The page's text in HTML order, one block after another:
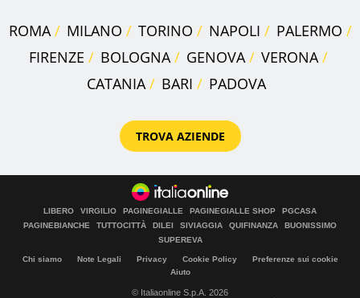
ROMA MILANO TORINO NAPOLI
PALERMO
FIRENZE
BOLOGNA GENOVA
VERONA
CATANIA
BARI PADOVA
TROVA AZIENDE
LIBERO VIRGILIO PAGINEGIALLE PAGINEGIALLE SHOP
PGCASA
PAGINEBIANCHE
TUTTOCITTÀ DILEI SIVIAGGIA QUIFINANZA
BUONISSIMO
SUPEREVA
Chi siamo Note Legali Privacy Cookie Policy
Preferenze sui cookie
Aiuto
© Italiaonline S.p.A. 2026